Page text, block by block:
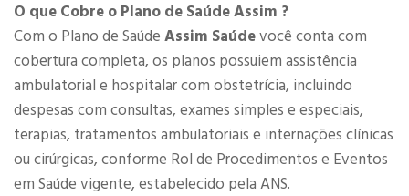
O que Cobre o Plano de Saúde Assim ?
Com o Plano de Saúde Assim Saúdevocê conta com
cobertura completa, os planos possuiem assistência
ambulatorial e hospitalar com obstetrícia, incluindo
despesas com consultas, exames simples e especiais,
terapias, tratamentos ambulatoriais e internações clínicas
ou cirúrgicas, conforme Rol de Procedimentos e Eventos
em Saúde vigente, estabelecido pela ANS.​